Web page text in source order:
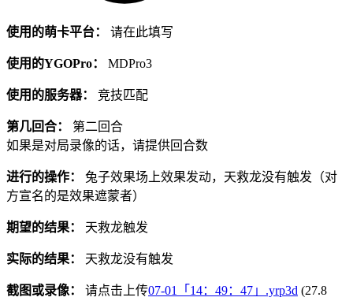
使用的萌卡平台： 请在此填写
使用的YGOPro： MDPro3
使用的服务器： 竞技匹配
第几回合：
第二回合
如果是对局录像的话，请提供回合数
进行的操作：
兔子效果场上效果发动，天救龙没有触发（对
方宣名的是效果遮蒙者）
期望的结果： 天救龙触发
实际的结果： 天救龙没有触发
截图或录像： 请点击上传07-01「14：49：47」.yrp3d (27.8